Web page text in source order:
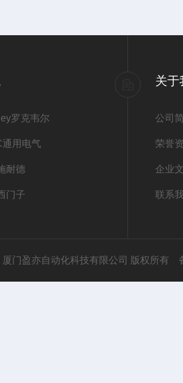
罗克韦尔
用电气
耐德
门子
关于
公司
荣誉
企业
联系
门盈亦自动化科技有限公司 版权所有